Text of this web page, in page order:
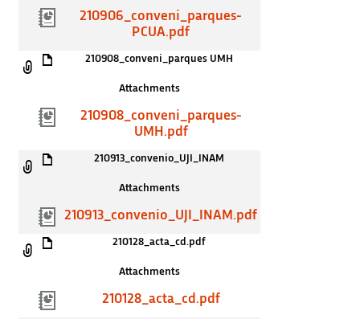
210906_conveni_parques-
PCUA.pdf
210908_conveni_parques UMH
Attachments
210908_conveni_parques-
UMH.pdf
210913_convenio_UJI_INAM
Attachments
210913_convenio_UJI_INAM.pdf
210128_acta_cd.pdf
Attachments
210128_acta_cd.pdf